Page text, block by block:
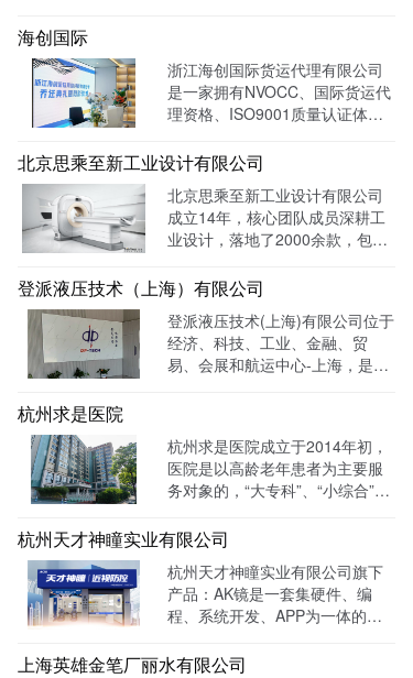
品展示的主要目的，目前全网曝
光量：992915次。
海创国际
浙江海创国际货运代理有限公司
是一家拥有NVOCC、国际货运代
理资格、ISO9001质量认证体系
公司。 官网上线一年多，全网曝
光量：226958次。
北京思乘至新工业设计有限公司
北京思乘至新工业设计有限公司
成立14年，核心团队成员深耕工
业设计，落地了2000余款，包括
功案例。选择LTD枢纽云搭建升
级数字化官网，提高品牌形象和
专业度。目前官网运行全网曝光
数已达到208W+
登派液压技术（上海）有限公司
登派液压技术(上海)有限公司位于
经济、科技、工业、金融、贸
易、会展和航运中心-上海，是一
网全网曝光数达779498次。
杭州求是医院
杭州求是医院成立于2014年初，
医院是以高龄老年患者为主要服
务对象的，“大专科”、“小综合”为
院已开通全国医保联网结算、省
市医保、省市老干部医保及市子
女统筹。通过LTD枢纽云系统升
级数字化品牌官网，患者可以通
过官网进行在线预约，在线咨询
杭州天才神瞳实业有限公司
杭州天才神瞳实业有限公司旗下
产品：AK镜是一套集硬件、编
程、系统开发、APP为一体的智
云系统做竞价投放，搭建符合产
上海英雄金笔厂丽水有限公司